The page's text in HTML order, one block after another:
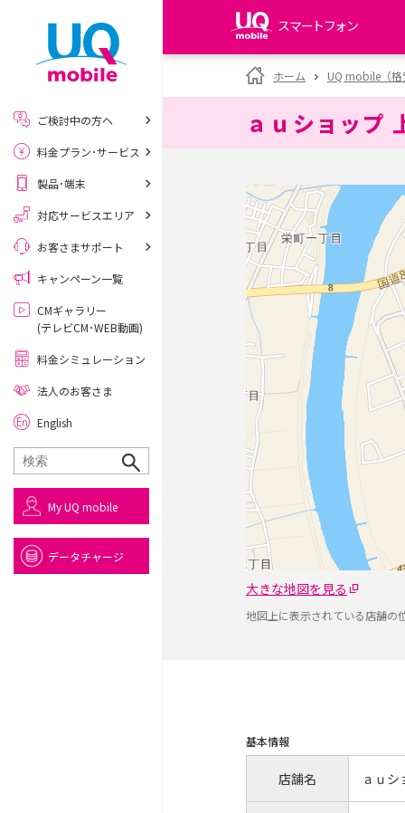
スマートフォン
my UQ WiMAX
UQ WiMAX ご契約の方
My UQ mobile
UQ mobile
データチャージサイト
ホーム UQ mobile（
ａｕショップ
大きな地図を見る
地図上に表示されている店舗の
基本情報
店舗名 ａｕ
ご検討中の方へ
料金プラン･サービス
製品･端末
対応サービスエリア
お客さまサポート
キャンペーン一覧
CMギャラリー
(テレビCM･WEB動画)
料金シミュレーション
法人のお客さま
English
My UQ mobile
データチャージ